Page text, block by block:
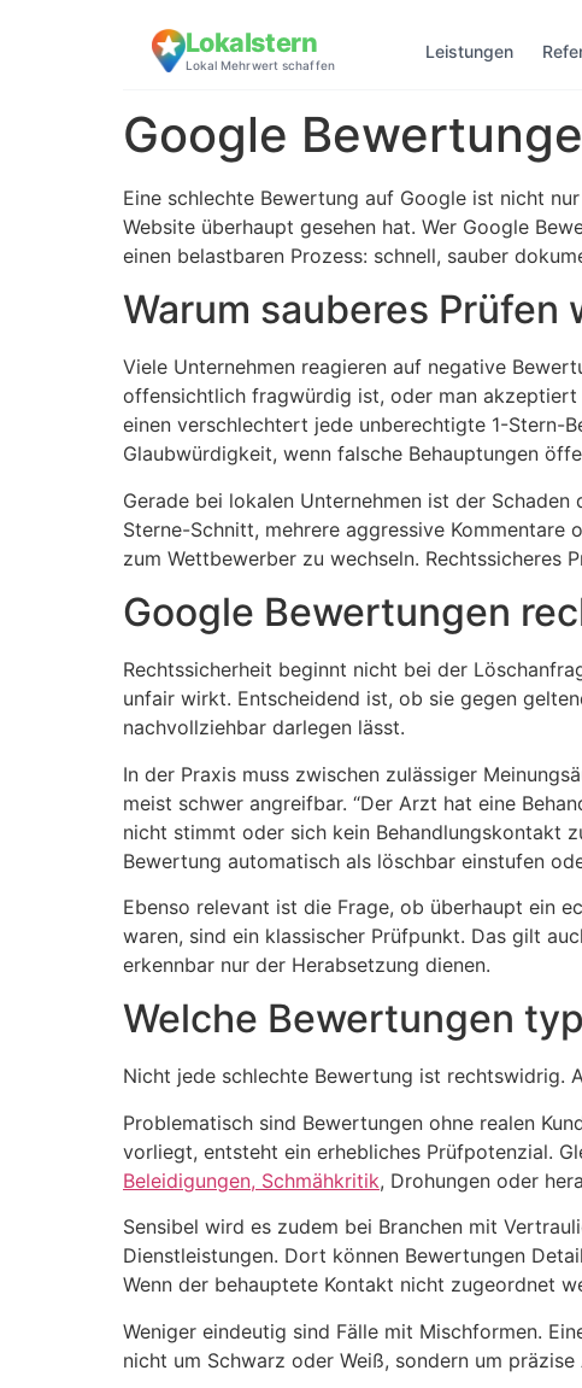
Lokalstern
Lokal Mehrwert schaffen
Leistungen
Google
Eine schlechte Bewertung auf Google ist nicht
Website überhaupt gesehen hat. Wer Google
einen belastbaren Prozess: schnell, sauber
Warum sauberes
Viele Unternehmen reagieren auf negative
offensichtlich fragwürdig ist, oder man akzeptiert
einen verschlechtert jede unberechtigte 1-Stern-
Glaubwürdigkeit, wenn falsche Behauptungen
Gerade bei lokalen Unternehmen ist der
Sterne-Schnitt, mehrere aggressive Kommentare
zum Wettbewerber zu wechseln. Rechtssicheres
Google Bewertungen
Rechtssicherheit beginnt nicht bei der
unfair wirkt. Entscheidend ist, ob sie gegen
nachvollziehbar darlegen lässt.
In der Praxis muss zwischen zulässiger
meist schwer angreifbar. “Der Arzt hat eine
nicht stimmt oder sich kein Behandlungskontakt
Bewertung automatisch als löschbar einstufen
Ebenso relevant ist die Frage, ob überhaupt ein
waren, sind ein klassischer Prüfpunkt. Das gilt
erkennbar nur der Herabsetzung dienen.
Welche Bewertungen
Nicht jede schlechte Bewertung ist rechtswidrig.
Problematisch sind Bewertungen ohne realen
vorliegt, entsteht ein erhebliches Prüfpotenzial.
Beleidigungen, Schmähkritik, Drohungen oder
Sensibel wird es zudem bei Branchen mit
Dienstleistungen. Dort können Bewertungen
Wenn der behauptete Kontakt nicht zugeordnet
Weniger eindeutig sind Fälle mit Mischformen.
nicht um Schwarz oder Weiß, sondern um